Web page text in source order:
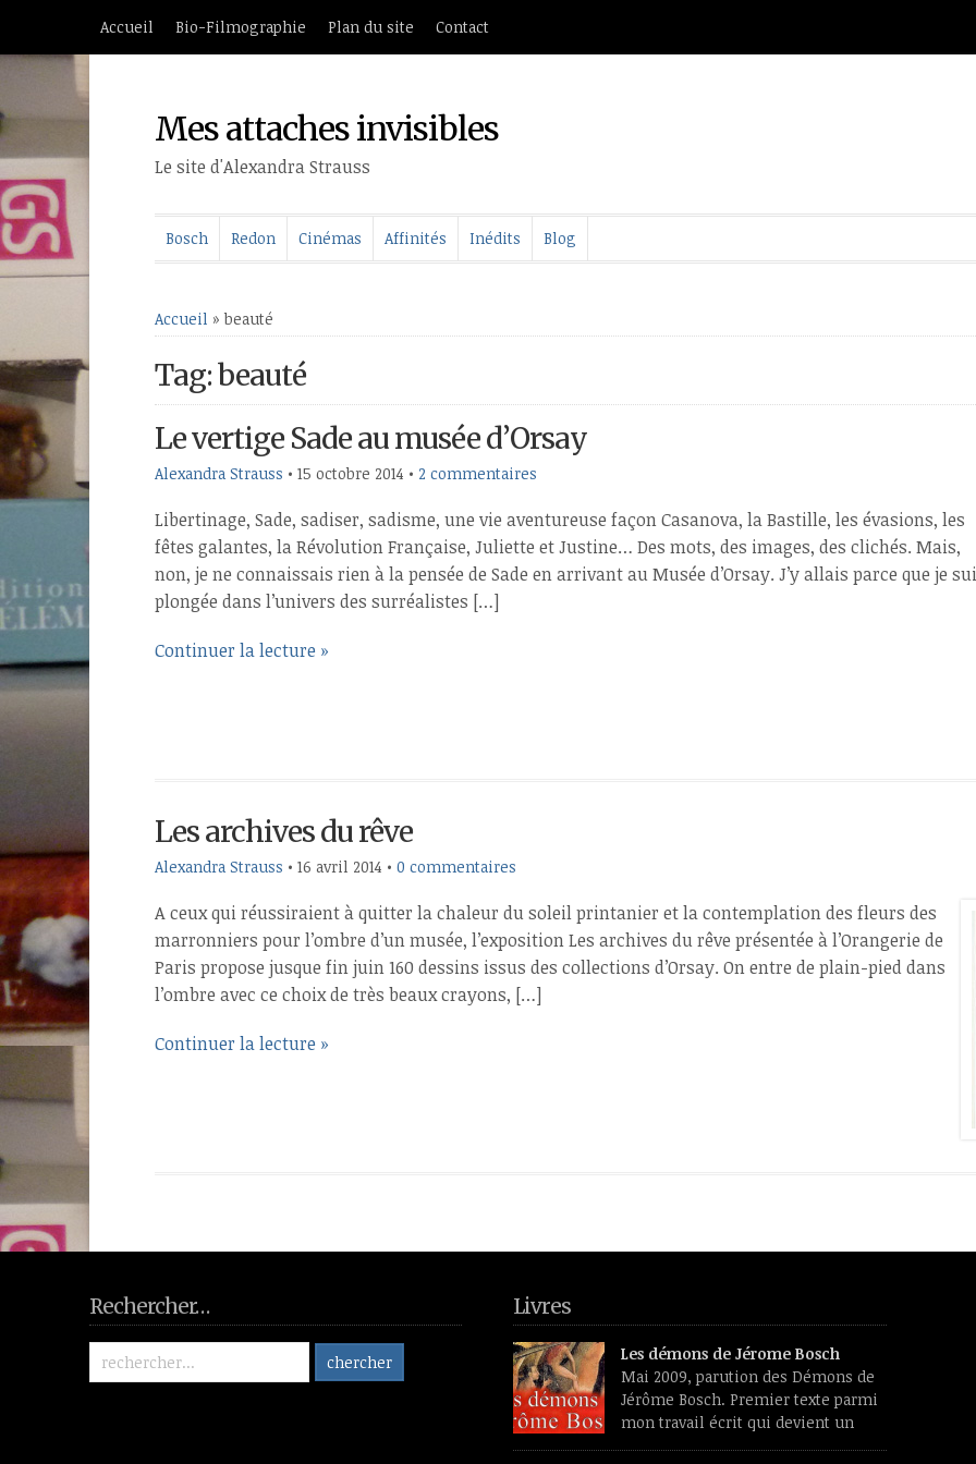
Accueil Bio-Filmographie Plan du site Contact
Mes attaches invisibles
Le site d'Alexandra Strauss
Bosch Redon Cinémas Affinités Inédits Blog
Accueil »beauté
Tag: beauté
Le vertige Sade au musée d’Orsay
Alexandra Strauss • 15 octobre 2014 • 2 commentaires
Libertinage, Sade, sadiser, sadisme, une vie aventureuse façon Casanova, la Bastille, les évasions, les
fêtes galantes, la Révolution Française, Juliette et Justine… Des mots, des images, des clichés. Mais,
non, je ne connaissais rien à la pensée de Sade en arrivant au Musée d’Orsay. J’y allais parce que je
plongée dans l’univers des surréalistes […]
Continuer la lecture »
Les archives du rêve
Alexandra Strauss • 16 avril 2014 • 0 commentaires
A ceux qui réussiraient à quitter la chaleur du soleil printanier et la contemplation des fleurs des
marronniers pour l’ombre d’un musée, l’exposition Les archives du rêve présentée à l’Orangerie de
Paris propose jusque fin juin 160 dessins issus des collections d’Orsay. On entre de plain-pied dans
l’ombre avec ce choix de très beaux crayons, […]
Continuer la lecture »
Rechercher… Livres
Les démons de Jérome Bosch
Mai 2009, parution des Démons de
Jérôme Bosch. Premier texte parmi
mon travail écrit qui devient un
livre, un vrai, qu’on trouve dans les